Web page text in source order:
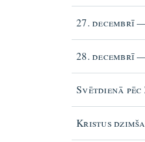
27. decembrī
28. decembrī
Svētdienā pēc
Kristus